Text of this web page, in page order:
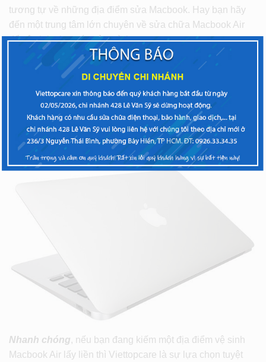
tương tự về những địa điểm sửa Macbook. Hay bạn hãy
đến một trung tâm lớn chuyên về sửa chữa Macbook Air
để vệ sinh cho máy của mình.
Bạn có thể đến ngay dịch vụ
vệ sinh Macbook
Air của bạn.
Viettopcare – Trung tâm sửa Macbook Air, vệ
sinh Macbook Air uy tín
Nhanh chóng, nếu bạn đang kiếm một địa điểm vệ sinh
Macbook Air lấy liền thì Viettopcare là sự lựa chọn tuyệt